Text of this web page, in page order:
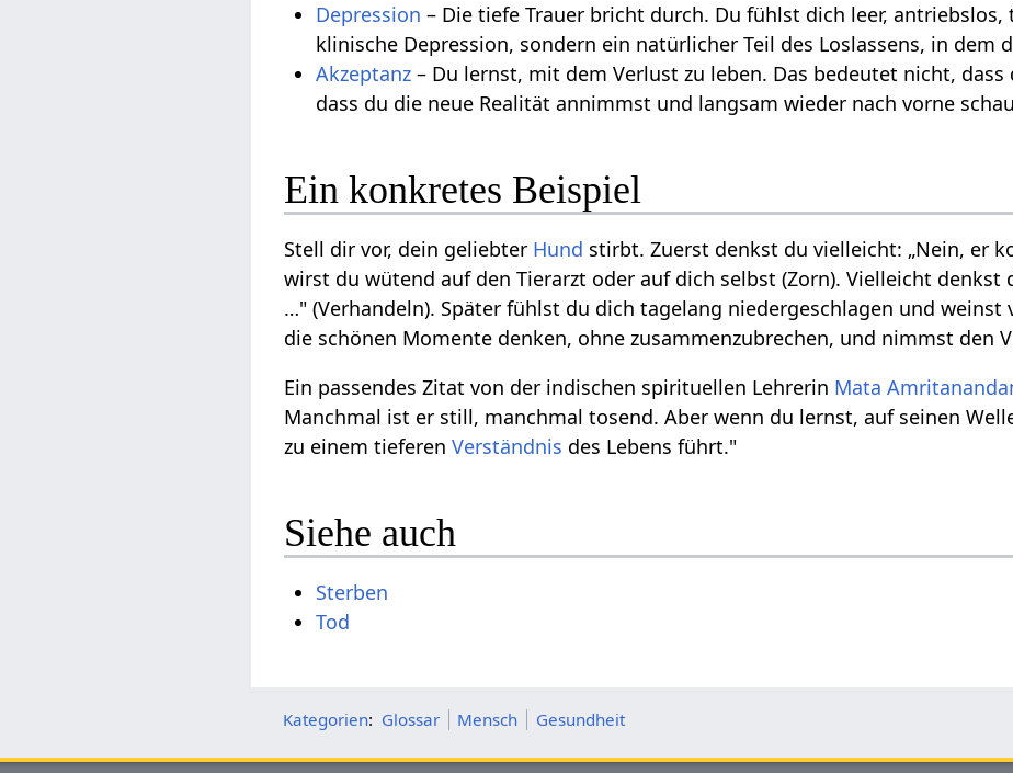
Depression – Die tiefe Trauer bricht durch. Du fühlst dich leer,
klinische Depression, sondern ein natürlicher Teil des Loslassens, in dem
Akzeptanz – Du lernst, mit dem Verlust zu leben. Das bedeutet nicht,
dass du die neue Realität annimmst und langsam wieder nach vorne
Ein konkretes Beispiel
Stell dir vor, dein geliebter Hund stirbt. Zuerst denkst du vielleicht: „Nein, er
wirst du wütend auf den Tierarzt oder auf dich selbst (Zorn). Vielleicht denkst
…" (Verhandeln). Später fühlst du dich tagelang niedergeschlagen und
die schönen Momente denken, ohne zusammenzubrechen, und nimmst den
Ein passendes Zitat von der indischen spirituellen Lehrerin Mata
Manchmal ist er still, manchmal tosend. Aber wenn du lernst, auf seinen
zu einem tieferenVerständnis des Lebens führt."
Siehe auch
Sterben
Tod
Kategorien: Glossar Mensch Gesundheit